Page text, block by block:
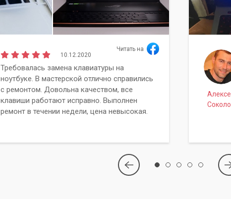
Читать на
10.12.2020
Требовалась замена клавиатуры на
ноутбуке. В мастерской отлично справились
с ремонтом. Довольна качеством, все
клавиши работают исправно. Выполнен
ремонт в течении недели, цена невысокая.